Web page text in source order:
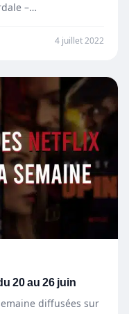
–…
4 juillet 2022
20 au 26 juin
diffusées sur